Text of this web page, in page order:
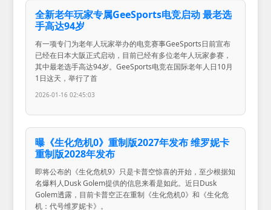
全新老年玩家专属GeeSports电竞启动 最老选
手高达94岁
有一项专门为老年人玩家举办的电竞赛事GeeSports日前宣布
已经在日本大阪正式启动，目前已经有多位老年人玩家参赛，
其中最老选手高达94岁。GeeSports电竞在国际老年人日10月
1日这天，举行了首
2026-01-16 02:45:03
曝《生化危机0》重制版2027年发布 维罗妮卡
重制版2028年发布
即将公布的《生化危机9》只是卡普空惊喜的开始，至少根据知
名爆料人Dusk Golem提供的信息来看是如此。近日Dusk
Golem透露，目前卡普空正在重制《生化危机0》和《生化危
机：代号维罗妮卡》。